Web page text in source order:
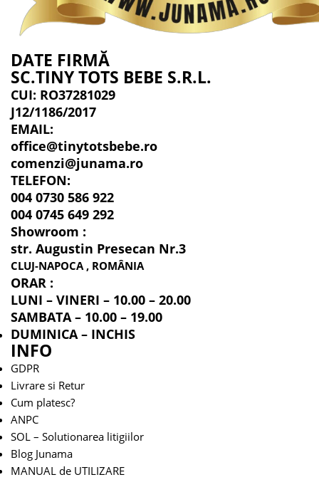
DATE FIRMĂ
SC.TINY TOTS BEBE S.R.L.
CUI: RO37281029
J12/1186/2017
EMAIL:
office@tinytotsbebe.ro
comenzi@junama.ro
TELEFON:
004 0730 586 922
004 0745 649 292
Showroom :
str. Augustin Presecan Nr.3
CLUJ-NAPOCA , ROMÂNIA
ORAR :
LUNI – VINERI – 10.00 – 20.00
SAMBATA – 10.00 – 19.00
DUMINICA – INCHIS
INFO
GDPR
Livrare si Retur
Cum platesc?
ANPC
SOL – Solutionarea litigiilor
Blog Junama
MANUAL de UTILIZARE